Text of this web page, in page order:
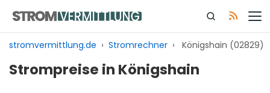
Inhalt
springen
stromvermittlung.de › Stromrechner › Königshain (02829)
Strompreise in Königshain